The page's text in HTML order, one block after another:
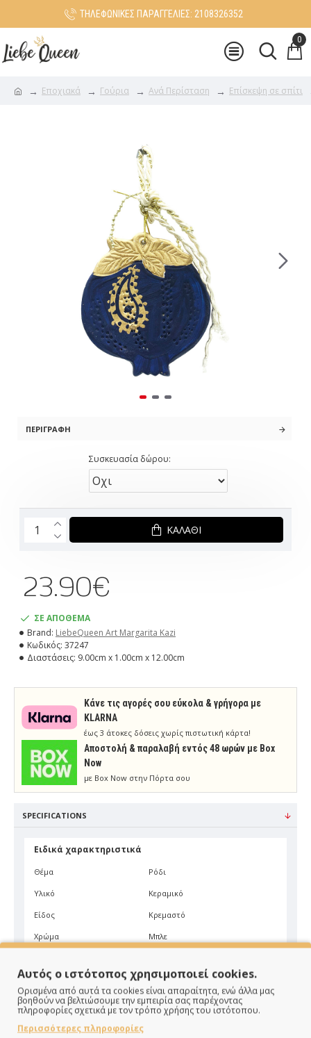
ΤΗΛΕΦΩΝΙΚΕΣ ΠΑΡΑΓΓΕΛΙΕΣ: 2108326352
0
Εποχιακά Γούρια Ανά Περίσταση Επίσκεψη σε σπίτι
ΠΕΡΙΓΡΑΦΉ
ΣΕ ΑΠΟΘΕΜΑ
Brand: LiebeQueen Art Margarita Kazi
Κωδικός: 37247
Διαστάσεις: 9.00cm x 1.00cm x 12.00cm
23.90€
Συσκευασία δώρου:
ΚΑΛΆΘΙ
Κάνε τις αγορές σου εύκολα & γρήγορα με
KLARNA
έως 3 άτοκες δόσεις χωρίς πιστωτική κάρτα!
Aποστολή & παραλαβή εντός 48 ωρών με Box
Now
με Box Now στην Πόρτα σου
SPECIFICATIONS
Ειδικά χαρακτηριστικά
Θέμα Ρόδι
Υλικό Κεραμικό
Είδος Κρεμαστό
Χρώμα Μπλε
Αυτός ο ιστότοπος χρησιμοποιεί cookies.
Ορισμένα από αυτά τα cookies είναι απαραίτητα, ενώ άλλα μας
βοηθούν να βελτιώσουμε την εμπειρία σας παρέχοντας
πληροφορίες σχετικά με τον τρόπο χρήσης του ιστότοπου.
Περισσότερες πληροφορίες